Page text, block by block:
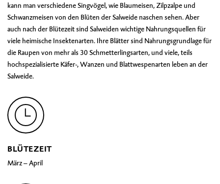
kann man verschiedene Singvögel, wie Blaumeisen, Zilpzalpe und
Schwanzmeisen von den Blüten der Salweide naschen sehen. Aber
auch nach der Blütezeit sind Salweiden wichtige Nahrungsquellen für
viele heimische Insektenarten. Ihre Blätter sind Nahrungsgrundlage für
die Raupen von mehr als 30 Schmetterlingsarten, und viele, teils
hochspezialisierte Käfer-, Wanzen und Blattwespenarten leben an der
Salweide.
BLÜTEZEIT
März – April